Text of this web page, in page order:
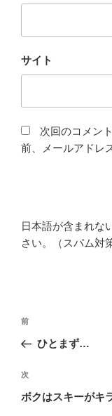
サイト
次回のコメン
前、メールアドレ
日本語が含まれな
さい。（スパム対
投
ナ
ビ
ゲ
前
の
稿
前
ひとまず…
次
の
次
ボクはスキーがキ